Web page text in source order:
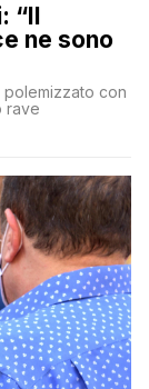
“Il
ne sono
polemizzato con
rave